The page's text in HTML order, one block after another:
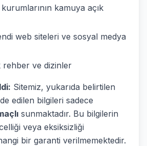
kamuya açık
web siteleri ve sosyal medya
rehber ve dizinler
Sitemiz, yukarıda belirtilen
edilen bilgileri sadece
sunmaktadır. Bu bilgilerin
veya eksiksizliği
bir garanti verilmemektedir.